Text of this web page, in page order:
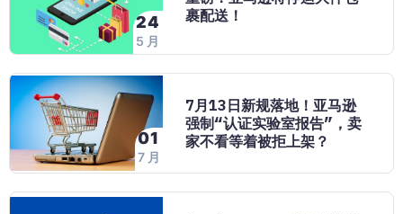
24
5 月
裹配送！
01
7 月
7月13日新规落地！亚马逊
强制“认证实验室报告”，卖
家不看等着被拒上架？